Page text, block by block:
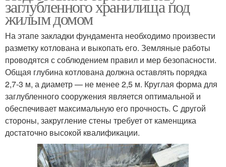
заглубленного хранилища под
жилым домом
На этапе закладки фундамента необходимо произвести
разметку котлована и выкопать его. Земляные работы
проводятся с соблюдением правил и мер безопасности.
Общая глубина котлована должна оставлять порядка
2,7-3 м, а диаметр — не менее 2,5 м. Круглая форма для
заглубленного сооружения является оптимальной и
обеспечивает максимальную его прочность. С другой
стороны, закругление стены требует от каменщика
достаточно высокой квалификации.